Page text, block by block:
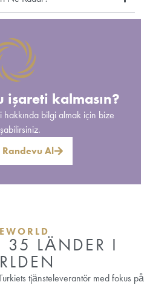
işareti kalmasın?
hakkında bilgi almak için bize
Randevu Al
LÄNDER I
tjänsteleverantör med fokus på